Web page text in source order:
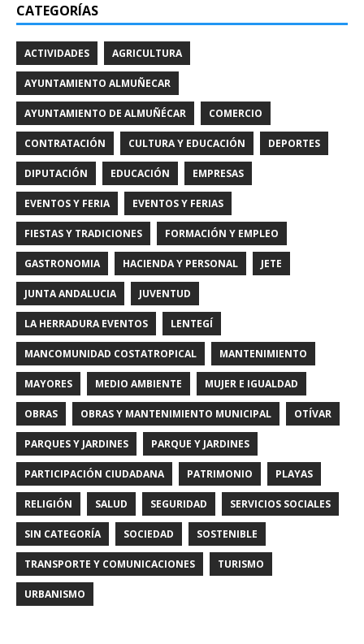
CATEGORÍAS
ACTIVIDADES AGRICULTURA
AYUNTAMIENTO ALMUÑECAR
AYUNTAMIENTO DE ALMUÑÉCAR COMERCIO
CONTRATACIÓN CULTURA Y EDUCACIÓN DEPORTES
DIPUTACIÓN EDUCACIÓN EMPRESAS
EVENTOS Y FERIA EVENTOS Y FERIAS
FIESTAS Y TRADICIONES FORMACIÓN Y EMPLEO
GASTRONOMIA HACIENDA Y PERSONAL JETE
JUNTA ANDALUCIA JUVENTUD
LA HERRADURA EVENTOS LENTEGÍ
MANCOMUNIDAD COSTATROPICAL MANTENIMIENTO
MAYORES MEDIO AMBIENTE MUJER E IGUALDAD
OBRAS OBRAS Y MANTENIMIENTO MUNICIPAL OTÍVAR
PARQUES Y JARDINES PARQUE Y JARDINES
PARTICIPACIÓN CIUDADANA PATRIMONIO PLAYAS
RELIGIÓN SALUD SEGURIDAD SERVICIOS SOCIALES
SIN CATEGORÍA SOCIEDAD SOSTENIBLE
TRANSPORTE Y COMUNICACIONES TURISMO
URBANISMO